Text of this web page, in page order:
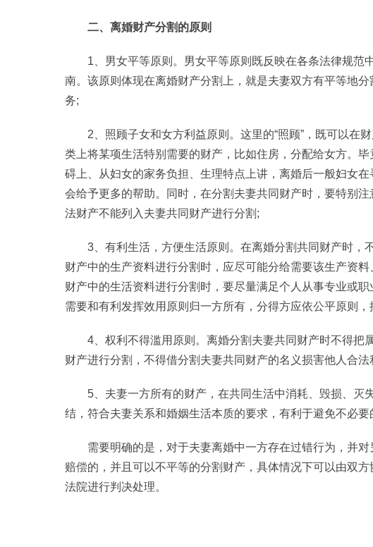
二、离婚财产分割的原则
1、男女平等原则。男女平等原则既反映在各条法律规范
南。该原则体现在离婚财产分割上，就是夫妻双方有平等地
务;
2、照顾子女和女方利益原则。这里的“照顾”，既可以在
类上将某项生活特别需要的财产，比如住房，分配给女方。
碍上、从妇女的家务负担、生理特点上讲，离婚后一般妇女
会给予更多的帮助。同时，在分割夫妻共同财产时，要特别
法财产不能列入夫妻共同财产进行分割;
3、有利生活，方便生活原则。在离婚分割共同财产时，
财产中的生产资料进行分割时，应尽可能分给需要该生产资
财产中的生活资料进行分割时，要尽量满足个人从事专业或
需要和有利发挥效用原则归一方所有，分得方应依公平原则
4、权利不得滥用原则。离婚分割夫妻共同财产时不得把
财产进行分割，不得借分割夫妻共同财产的名义损害他人合法
5、夫妻一方所有的财产，在共同生活中消耗、毁损、灭
结，符合夫妻关系和婚姻生活本质的要求，有利于避免不必要
需要明确的是，对于夫妻离婚中一方存在过错行为，并
赔偿的，并且可以不平等的分割财产，具体情况下可以由双
法院进行判决处理。